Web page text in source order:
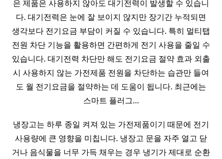
은 제품은 사용하지 않아도 대기전력이 발생할 수 있습니
다. 대기전력은 눈에 잘 보이지 않지만 장기간 누적되면
생각보다 전기요금 부담이 커질 수 있습니다. 특히 멀티탭
전원 차단 기능을 활용하면 간편하게 전기 사용을 줄일 수
있습니다. 대기전력 차단만 해도 전기요금 절약 효과 외출
시 사용하지 않는 가전제품 전원을 차단하는 습관만 들여
도 월 전기요금을 절약하는 데 도움이 됩니다. 최근에는
스마트 플러그…
냉장고는 하루 종일 켜져 있는 가전제품이기 때문에 전기
사용량에 큰 영향을 미칩니다. 냉장고 문을 자주 열고 닫
거나 음식물을 너무 가득 채우는 경우 냉기가 제대로 순환